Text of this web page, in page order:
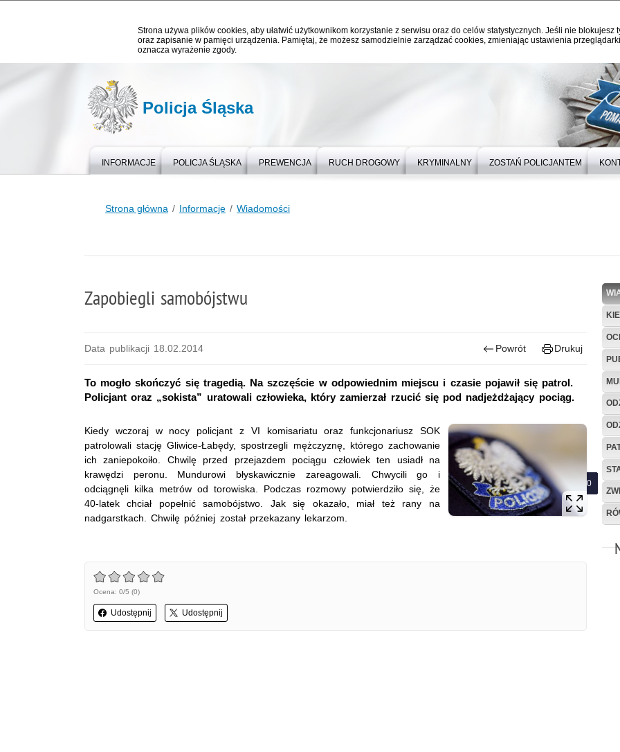
Strona używa plików cookies, aby ułatwić użytkownikom korzystanie z serwisu oraz do celów statystycznych. Jeśli nie blokujesz
oraz zapisanie w pamięci urządzenia. Pamiętaj, że możesz samodzielnie zarządzać cookies, zmieniając ustawienia
oznacza wyrażenie zgody.
Policja Śląska
INFORMACJE POLICJA ŚLĄSKA PREWENCJA RUCH DROGOWY KRYMINALNY ZOSTAŃ POLICJANTEM
Strona główna Informacje Wiadomości
Zapobiegli samobójstwu
Data publikacji 18.02.2014 Powrót Drukuj
To mogło skończyć się tragedią. Na szczęście w odpowiednim miejscu i czasie pojawił się patrol.
Policjant oraz „sokista” uratowali człowieka, który zamierzał rzucić się pod nadjeżdżający pociąg.
Kiedy wczoraj w nocy policjant z VI komisariatu oraz funkcjonariusz SOK
patrolowali stację Gliwice-Łabędy, spostrzegli mężczyznę, którego zachowanie
ich zaniepokoiło. Chwilę przed przejazdem pociągu człowiek ten usiadł na
krawędzi peronu. Mundurowi błyskawicznie zareagowali. Chwycili go i
odciągnęli kilka metrów od torowiska. Podczas rozmowy potwierdziło się, że
40-latek chciał popełnić samobójstwo. Jak się okazało, miał też rany na
nadgarstkach. Chwilę później został przekazany lekarzom.
Ocena: 0/5 (0)
Udostępnij Udostępnij